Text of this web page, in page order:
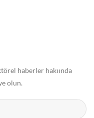
haberler hakıında
olun.